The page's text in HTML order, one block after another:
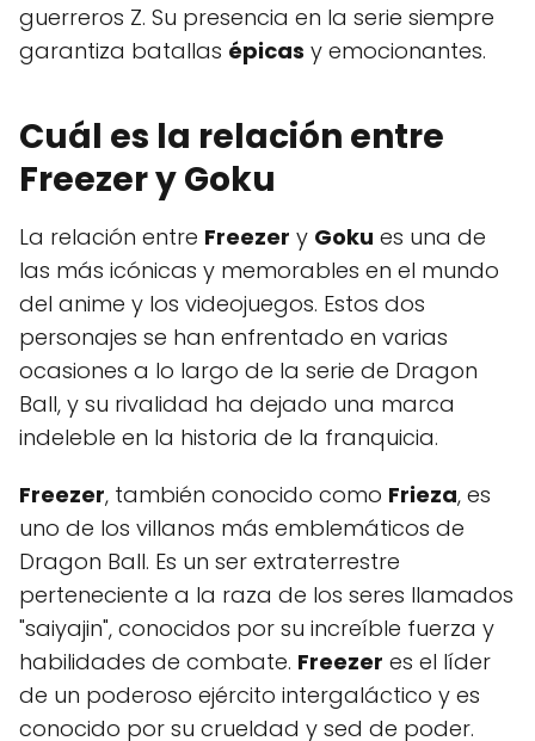
guerreros Z. Su presencia en la serie siempre
garantiza batallas épicas y emocionantes.
Cuál es la relación entre
Freezer y Goku
La relación entre Freezer y Goku es una de
las más icónicas y memorables en el mundo
del anime y los videojuegos. Estos dos
personajes se han enfrentado en varias
ocasiones a lo largo de la serie de Dragon
Ball, y su rivalidad ha dejado una marca
indeleble en la historia de la franquicia.
Freezer, también conocido como Frieza, es
uno de los villanos más emblemáticos de
Dragon Ball. Es un ser extraterrestre
perteneciente a la raza de los seres llamados
"saiyajin", conocidos por su increíble fuerza y
habilidades de combate. Freezer es el líder
de un poderoso ejército intergaláctico y es
conocido por su crueldad y sed de poder.